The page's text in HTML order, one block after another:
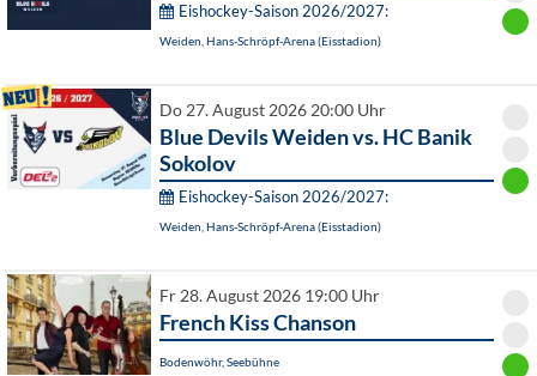
Eishockey-Saison 2026/2027:
Weiden, Hans-Schröpf-Arena (Eisstadion)
Do 27. August 2026 20:00 Uhr
Blue Devils Weiden vs. HC Banik
Sokolov
Eishockey-Saison 2026/2027:
Weiden, Hans-Schröpf-Arena (Eisstadion)
Fr 28. August 2026 19:00 Uhr
French Kiss Chanson
Bodenwöhr, Seebühne